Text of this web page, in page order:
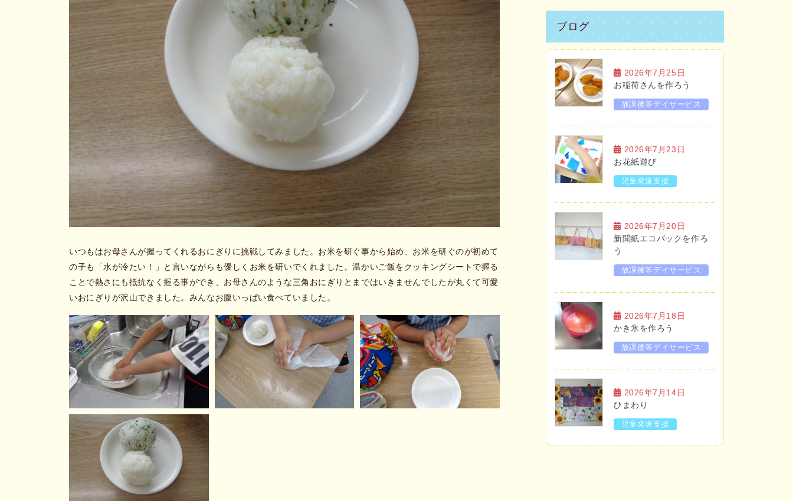
いつもはお母さんが握ってくれるおにぎりに挑戦してみました。お米を研ぐ事から始め、お米を研ぐのが初めて
の子も「水が冷たい！」と言いながらも優しくお米を研いでくれました。温かいご飯をクッキングシートで握る
ことで熱さにも抵抗なく握る事ができ、お母さんのような三角おにぎりとまではいきませんでしたが丸くて可愛
いおにぎりが沢山できました。みんなお腹いっぱい食べていました。
ブログ
2026年7月25日
お稲荷さんを作ろう
放課後等デイサービス
2026年7月23日
お花紙遊び
児童発達支援
2026年7月20日
新聞紙エコバックを作ろ
う
放課後等デイサービス
2026年7月18日
かき氷を作ろう
放課後等デイサービス
2026年7月14日
ひまわり
児童発達支援